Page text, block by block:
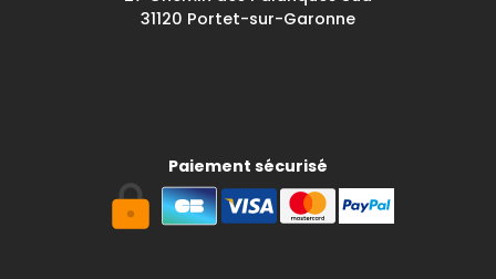
31120 Portet-sur-Garonne
Paiement sécurisé